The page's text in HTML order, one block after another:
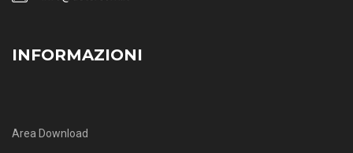
INFORMAZIONI
Area Download